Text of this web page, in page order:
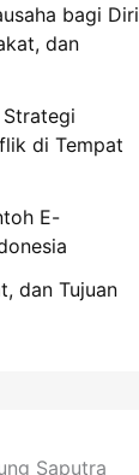
bagi Diri
dan
di Tempat
E-
dan Tujuan